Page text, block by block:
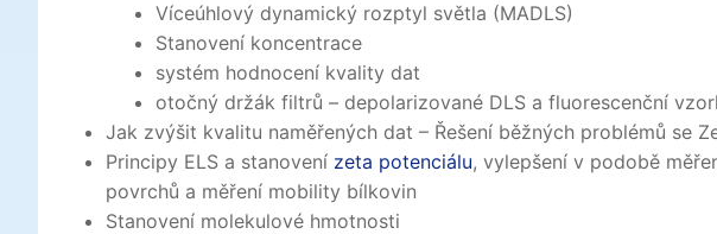
Víceúhlový dynamický rozptyl světla (MADLS)
Stanovení koncentrace
systém hodnocení kvality dat
otočný držák filtrů – depolarizované DLS a fluorescenční
Jak zvýšit kvalitu naměřených dat – Řešení běžných problémů se
Principy ELS a stanovení zeta potenciálu, vylepšení v podobě
povrchů a měření mobility bílkovin
Stanovení molekulové hmotnosti